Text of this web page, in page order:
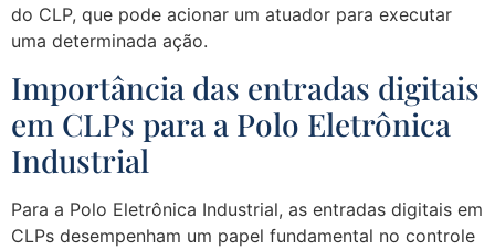
do CLP, que pode acionar um atuador para executar
uma determinada ação.
Importância das entradas digitais
em CLPs para a Polo Eletrônica
Industrial
Para a Polo Eletrônica Industrial, as entradas digitais em
CLPs desempenham um papel fundamental no controle